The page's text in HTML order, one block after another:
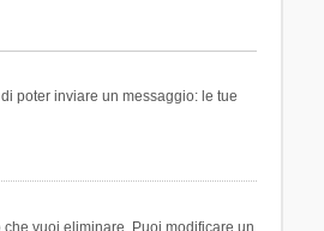
poter inviare un messaggio: le tue
vuoi eliminare. Puoi modificare un